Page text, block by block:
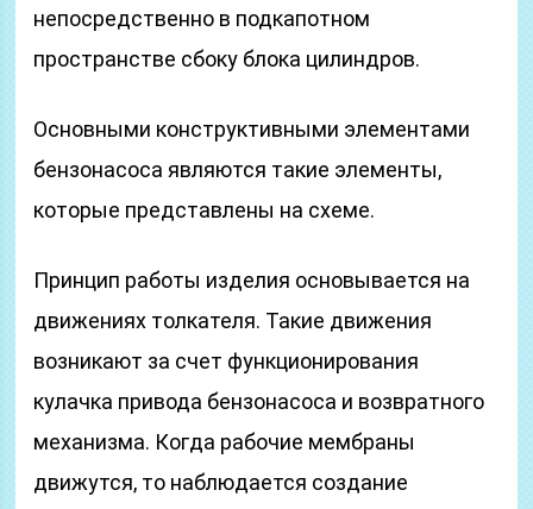
непосредственно в подкапотном
пространстве сбоку блока цилиндров.
Основными конструктивными элементами
бензонасоса являются такие элементы,
которые представлены на схеме.
Принцип работы изделия основывается на
движениях толкателя. Такие движения
возникают за счет функционирования
кулачка привода бензонасоса и возвратного
механизма. Когда рабочие мембраны
движутся, то наблюдается создание